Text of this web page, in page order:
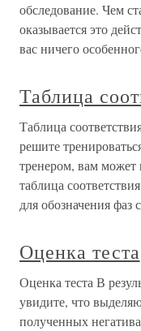
обследование. Чем
оказывается это
вас ничего
Таблица
Таблица
решите
тренером, вам может
таблица
для обозначения
Оценка теста
Оценка теста В
увидите, что
полученных